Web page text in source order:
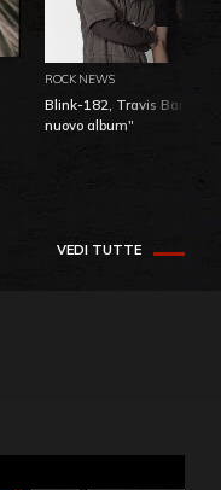
ROCK NEWS
Blink-182, Travis Barker:
nuovo album"
VEDI TUTTE